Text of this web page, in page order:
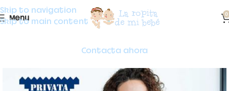
Skip to navigation
Skip to main content
Menu 0
Contacta ahora